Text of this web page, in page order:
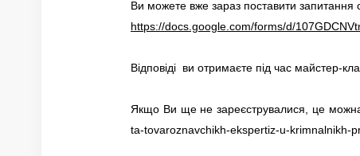
Ви можете вже зараз поставити запитання
https://docs.google.com/forms/d/
Відповіді ви отримаєте під час майстер-
Якщо Ви ще не зареєструвалися, це
ta-tovaroznavchikh-ekspertiz-u-krimnalnikh-